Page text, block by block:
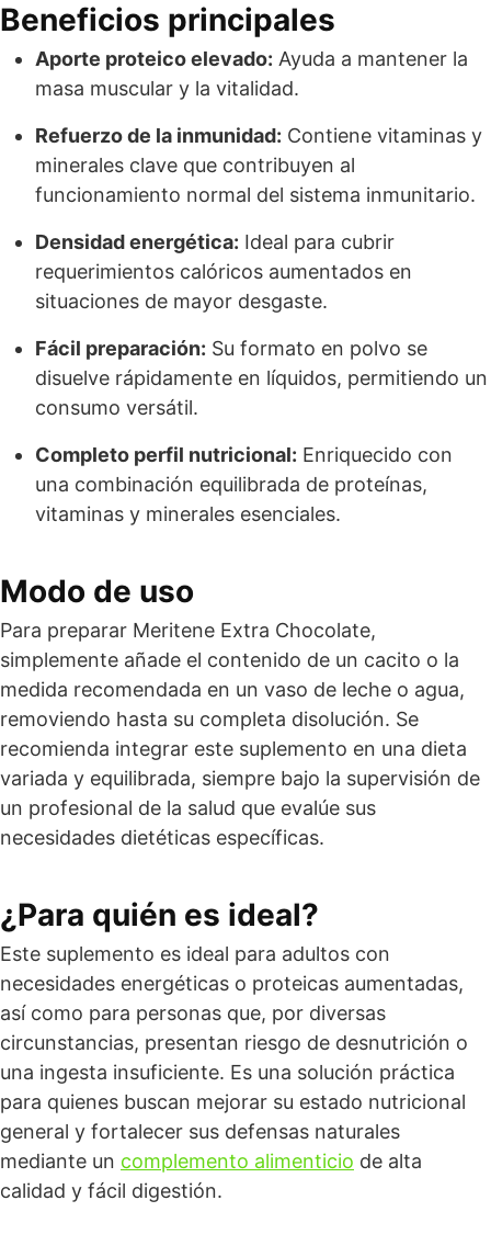
Beneficios principales
Aporte proteico elevado: Ayuda a mantener la
masa muscular y la vitalidad.
Refuerzo de la inmunidad: Contiene vitaminas y
minerales clave que contribuyen al
funcionamiento normal del sistema inmunitario.
Densidad energética: Ideal para cubrir
requerimientos calóricos aumentados en
situaciones de mayor desgaste.
Fácil preparación: Su formato en polvo se
disuelve rápidamente en líquidos, permitiendo un
consumo versátil.
Completo perfil nutricional: Enriquecido con
una combinación equilibrada de proteínas,
vitaminas y minerales esenciales.
Modo de uso
Para preparar Meritene Extra Chocolate,
simplemente añade el contenido de un cacito o la
medida recomendada en un vaso de leche o agua,
removiendo hasta su completa disolución. Se
recomienda integrar este suplemento en una dieta
variada y equilibrada, siempre bajo la supervisión de
un profesional de la salud que evalúe sus
necesidades dietéticas específicas.
¿Para quién es ideal?
Este suplemento es ideal para adultos con
necesidades energéticas o proteicas aumentadas,
así como para personas que, por diversas
circunstancias, presentan riesgo de desnutrición o
una ingesta insuficiente. Es una solución práctica
para quienes buscan mejorar su estado nutricional
general y fortalecer sus defensas naturales
mediante un complemento alimenticio de alta
calidad y fácil digestión.